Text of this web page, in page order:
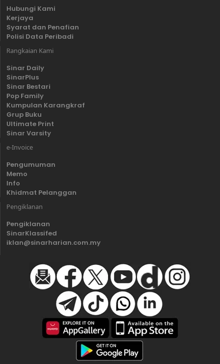
Hubungi Kami
Kerjaya
Syarat dan Penafian
Polisi Data Peribadi
Rangkaian Kami
Sinar Daily
SinarPlus
Sinar Bestari
Pop Family
Kumpulan Karangkraf
Grup Buku
Ultimate Print
Sinar Varsity
e-Invoice
Pengumuman
Memo
Info
Khidmat Pelanggan
Pengiklanan
Pengiklanan
SinarKlassifed
iklan@sinarharian.com.my